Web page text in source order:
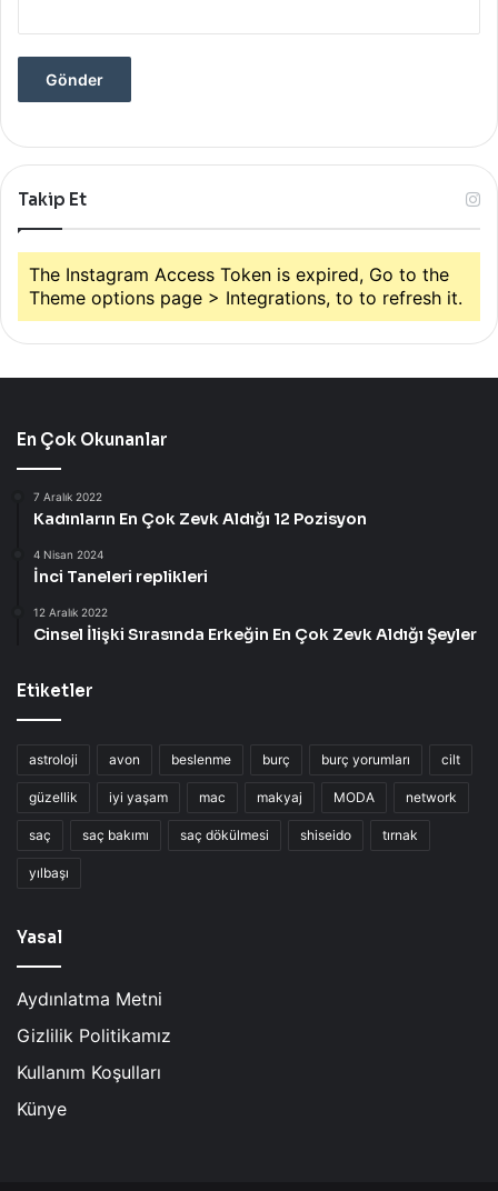
Takip Et
The Instagram Access Token is expired, Go to the
Theme options page > Integrations, to to refresh it.
En Çok Okunanlar
7 Aralık 2022
Kadınların En Çok Zevk Aldığı 12 Pozisyon
4 Nisan 2024
İnci Taneleri replikleri
12 Aralık 2022
Cinsel İlişki Sırasında Erkeğin En Çok Zevk Aldığı Şeyler
Etiketler
astroloji avon beslenme burç burç yorumları cilt
güzellik iyi yaşam mac makyaj MODA network
saç saç bakımı saç dökülmesi shiseido tırnak
yılbaşı
Yasal
Aydınlatma Metni
Gizlilik Politikamız
Kullanım Koşulları
Künye